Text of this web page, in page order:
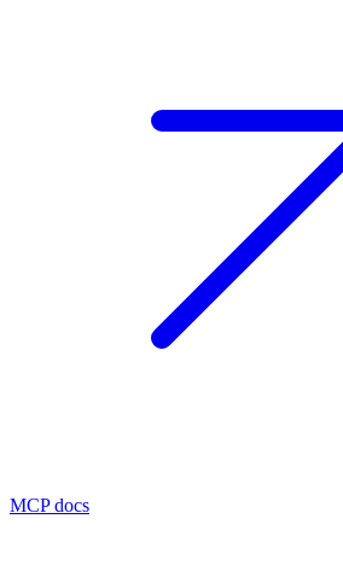
MCP docs